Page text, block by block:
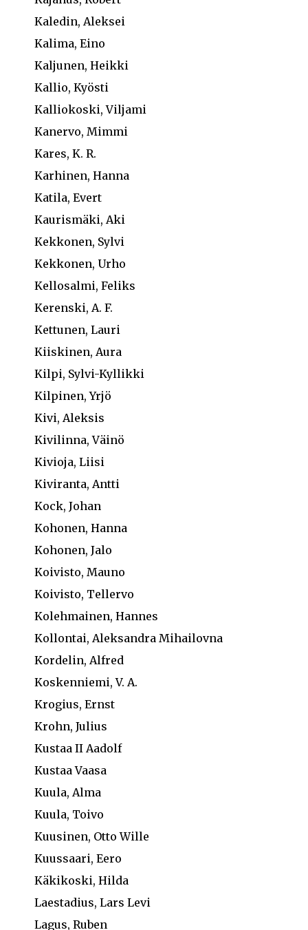
Kaledin, Aleksei
Kalima, Eino
Kaljunen, Heikki
Kallio, Kyösti
Kalliokoski, Viljami
Kanervo, Mimmi
Kares, K. R.
Karhinen, Hanna
Katila, Evert
Kaurismäki, Aki
Kekkonen, Sylvi
Kekkonen, Urho
Kellosalmi, Feliks
Kerenski, A. F.
Kettunen, Lauri
Kiiskinen, Aura
Kilpi, Sylvi-Kyllikki
Kilpinen, Yrjö
Kivi, Aleksis
Kivilinna, Väinö
Kivioja, Liisi
Kiviranta, Antti
Kock, Johan
Kohonen, Hanna
Kohonen, Jalo
Koivisto, Mauno
Koivisto, Tellervo
Kolehmainen, Hannes
Kollontai, Aleksandra Mihailovna
Kordelin, Alfred
Koskenniemi, V. A.
Krogius, Ernst
Krohn, Julius
Kustaa II Aadolf
Kustaa Vaasa
Kuula, Alma
Kuula, Toivo
Kuusinen, Otto Wille
Kuussaari, Eero
Käkikoski, Hilda
Laestadius, Lars Levi
Lagus, Ruben